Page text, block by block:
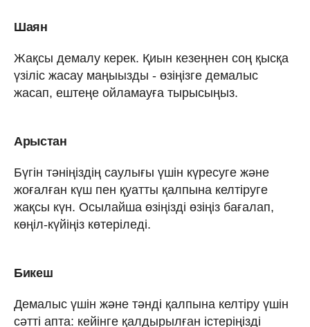
Шаян
Жақсы демалу керек. Қиын кезеңнен соң қысқа
үзіліс жасау маңыызды - өзіңізге демалыс
жасап, ештеңе ойламауға тырысыңыз.
Арыстан
Бүгін тәніңіздің саулығы үшін күресуге және
жоғалған күш пен қуатты қалпына келтіруге
жақсы күн. Осылайша өзіңізді өзіңіз бағалап,
көңіл-күйіңіз көтеріледі.
Бикеш
Демалыс үшін және тәнді қалпына келтіру үшін
сәтті апта: кейінге қалдырылған істеріңізді